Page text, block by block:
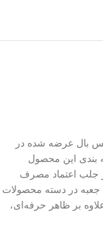
بال عرضه شده در
بندی این محصول
جلب اعتماد مصرف‌
جعبه در دسته محصولات
بر ظاهر حرفه‌ای،